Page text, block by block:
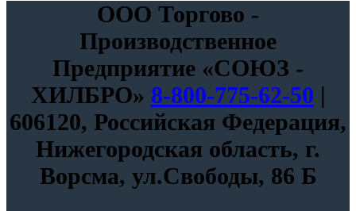
ООО Торгово -
Производственное
Предприятие «СОЮЗ -
ХИЛБРО» 8-800-775-62-50 |
606120, Российская Федерация,
Нижегородская область, г.
Ворсма, ул.Свободы, 86 Б